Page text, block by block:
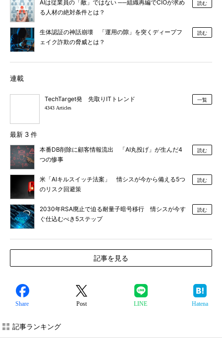
AIは従業員の「敵」ではない ──組織再編でCIOが求め
る人材の絶対条件とは？
読む
生体認証の神話崩壊 「運用の隙」を突くディープフ
ェイク詐欺の脅威とは？
読む
連載
TechTarget発 先取りITトレンド
4343 Articles
一覧
最新 3 件
本番DB削除に顧客情報流出 「AI丸投げ」が生んだ4
つの惨事
読む
米「AIキルスイッチ法案」 情シスが今から備える5つ
のリスク回避策
読む
2030年RSA廃止で迫る耐量子暗号移行 情シスが今す
ぐ仕込むべき5ステップ
読む
記事を見る
Share Post LINE Hatena
記事ランキング